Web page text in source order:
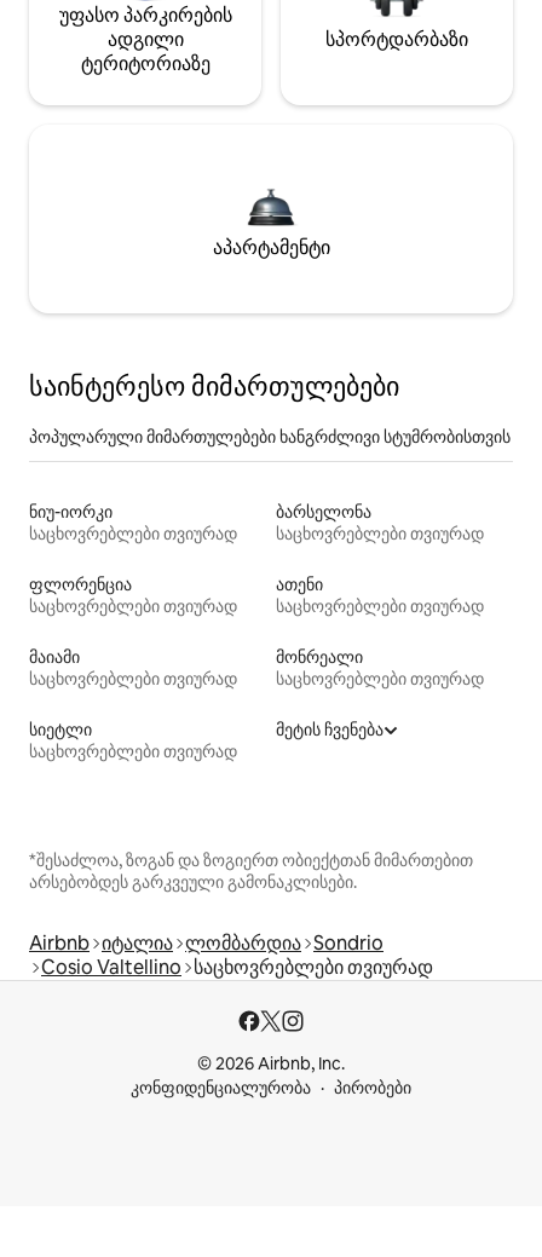
უფასო პარკირების
ადგილი
ტერიტორიაზე
სპორტდარბაზი
აპარტამენტი
საინტერესო მიმართულებები
პოპულარული მიმართულებები ხანგრძლივი სტუმრობისთვის
ნიუ-იორკი
საცხოვრებლები თვიურად
ბარსელონა
საცხოვრებლები თვიურად
ფლორენცია
საცხოვრებლები თვიურად
ათენი
საცხოვრებლები თვიურად
მაიამი
საცხოვრებლები თვიურად
მონრეალი
საცხოვრებლები თვიურად
სიეტლი
საცხოვრებლები თვიურად
მეტის ჩვენება
*შესაძლოა, ზოგან და ზოგიერთ ობიექტთან მიმართებით
არსებობდეს გარკვეული გამონაკლისები.
Airbnb იტალია ლომბარდია Sondrio
Cosio Valtellino საცხოვრებლები თვიურად
© 2026 Airbnb, Inc.
კონფიდენციალურობა
პირობები